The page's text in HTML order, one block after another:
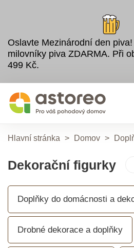
Oslavte Mezinárodní den
milovníky piva ZDARMA. Při
499 Kč.
Hlavní stránka > Domov >
Dekorační figurky
Doplňky do domácnosti a
Drobné dekorace a doplňky